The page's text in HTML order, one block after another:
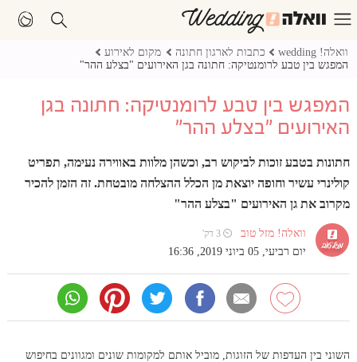
וואלה! wedding כתבות לארגון חתונה
מקום לאירוע
המפגש בין טבע לרומנטיקה: חתונה בגן האירועים "בצלע ההר"
המפגש בין טבע לרומנטיקה: חתונה בגן
האירועים "בצלע ההר"
חתונות בטבע זוכות לביקוש רב, וכשהן מלוות באווירה נעימה, תפריט
קולינרי עשיר וחופה יוצאת מן הכלל ההצלחה מובטחת. זה הזמן להכיר
מקרוב את גן האירועים "בצלע ההר"
וואלה! מזל טוב ⏲ 3 דק'
יום רביעי, 05 ביוני 2019, 16:36
השוני בין העדפות של הזוגות, מוביל אותם למקומות שונים ומגוונים בחיפוש